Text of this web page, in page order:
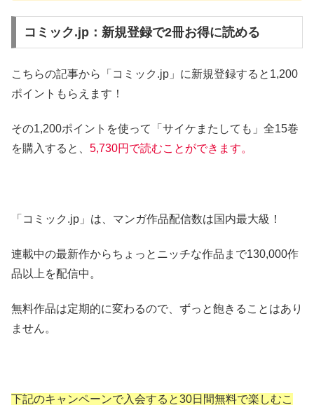
コミック.jp：新規登録で2冊お得に読める
こちらの記事から「コミック.jp」に新規登録すると1,200
ポイントもらえます！
その1,200ポイントを使って「サイケまたしても」全15巻
を購入すると、 5,730円で読むことができます。
「コミック.jp」は、マンガ作品配信数は国内最大級！
連載中の最新作からちょっとニッチな作品まで130,000作
品以上を配信中。
無料作品は定期的に変わるので、ずっと飽きることはあり
ません。
下記のキャンペーンで入会すると30日間無料で楽しむこ